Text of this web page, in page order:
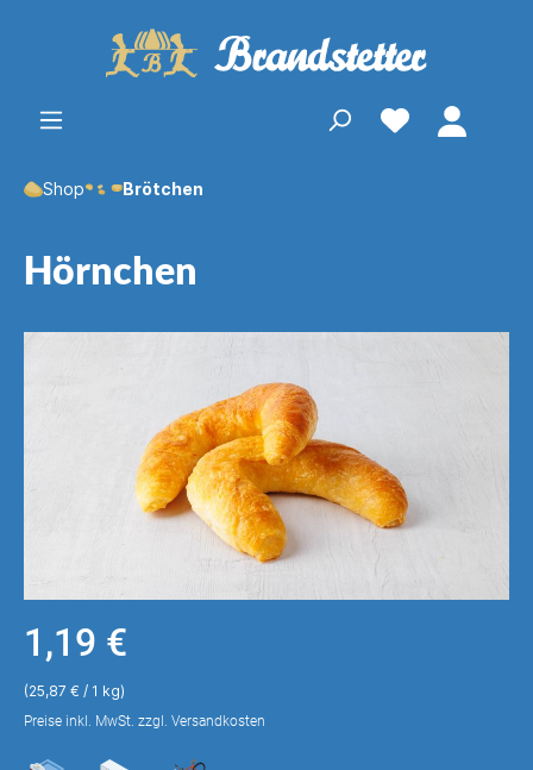
Shop Brötchen
Hörnchen
1,19 €
(25,87 € / 1 kg)
Preise inkl. MwSt. zzgl. Versandkosten